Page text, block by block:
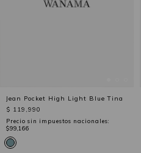
Jean Pocket High Light Blue Tina
$ 119,990
Precio sin impuestos nacionales:
$99,166